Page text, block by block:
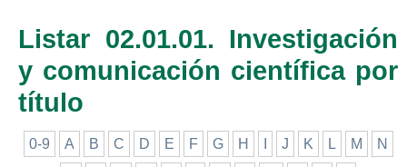
Listar 02.01.01. Investigación
y comunicación científica por
título
0-9 A B C D E F G H J K L M N